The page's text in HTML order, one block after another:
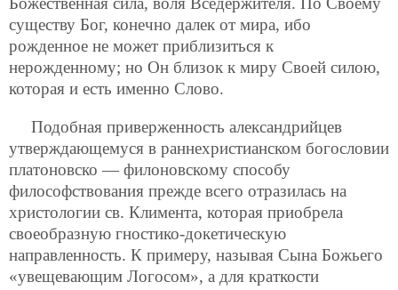
существу Бог, конечно далек от мира, ибо
рожденное не может приблизиться к
нерожденному; но Он близок к миру Своей силою,
которая и есть именно Слово.
Подобная приверженность александрийцев
утверждающемуся в раннехристианском богословии
платоновско — филоновскому способу
философствования прежде всего отразилась на
христологии св. Климента, которая приобрела
своеобразную гностико-докетическую
направленность. К примеру, называя Сына Божьего
«увещевающим Логосом», а для краткости